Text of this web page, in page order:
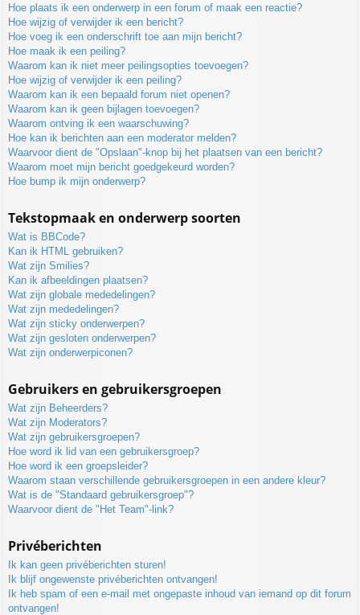
Hoe plaats ik een onderwerp in een forum of maak een reactie?
Hoe wijzig of verwijder ik een bericht?
Hoe voeg ik een onderschrift toe aan mijn bericht?
Hoe maak ik een peiling?
Waarom kan ik niet meer peilingsopties toevoegen?
Hoe wijzig of verwijder ik een peiling?
Waarom kan ik een bepaald forum niet openen?
Waarom kan ik geen bijlagen toevoegen?
Waarom ontving ik een waarschuwing?
Hoe kan ik berichten aan een moderator melden?
Waarvoor dient de "Opslaan"-knop bij het plaatsen van een bericht?
Waarom moet mijn bericht goedgekeurd worden?
Hoe bump ik mijn onderwerp?
Tekstopmaak en onderwerp soorten
Wat is BBCode?
Kan ik HTML gebruiken?
Wat zijn Smilies?
Kan ik afbeeldingen plaatsen?
Wat zijn globale mededelingen?
Wat zijn mededelingen?
Wat zijn sticky onderwerpen?
Wat zijn gesloten onderwerpen?
Wat zijn onderwerpiconen?
Gebruikers en gebruikersgroepen
Wat zijn Beheerders?
Wat zijn Moderators?
Wat zijn gebruikersgroepen?
Hoe word ik lid van een gebruikersgroep?
Hoe word ik een groepsleider?
Waarom staan verschillende gebruikersgroepen in een andere kleur?
Wat is de "Standaard gebruikersgroep"?
Waarvoor dient de "Het Team"-link?
Privéberichten
Ik kan geen privéberichten sturen!
Ik blijf ongewenste privéberichten ontvangen!
Ik heb spam of een e-mail met ongepaste inhoud van iemand op dit forum
ontvangen!